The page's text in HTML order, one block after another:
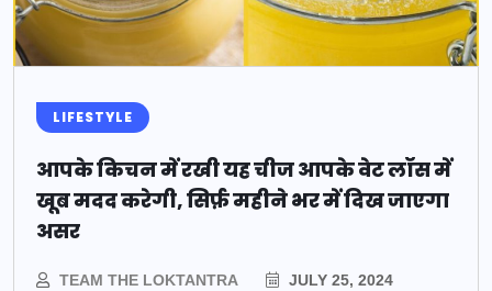
LIFESTYLE
आपके किचन में रखी यह चीज आपके वेट लॉस में
खूब मदद करेगी, सिर्फ़ महीने भर में दिख जाएगा
असर
TEAM THE LOKTANTRA JULY 25, 2024